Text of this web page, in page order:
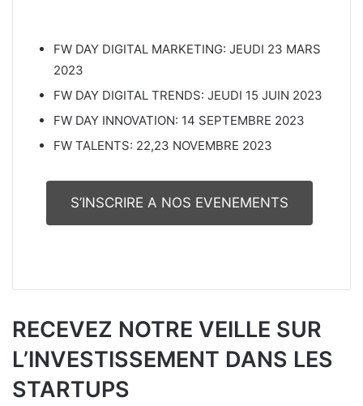
FW DAY DIGITAL MARKETING: JEUDI 23 MARS
2023
FW DAY DIGITAL TRENDS: JEUDI 15 JUIN 2023
FW DAY INNOVATION: 14 SEPTEMBRE 2023
FW TALENTS: 22,23 NOVEMBRE 2023
S’INSCRIRE A NOS EVENEMENTS
RECEVEZ NOTRE VEILLE SUR
L’INVESTISSEMENT DANS LES
STARTUPS